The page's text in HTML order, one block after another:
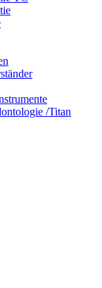
/Titan